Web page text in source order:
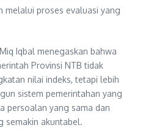
melalui proses evaluasi yang
Iqbal menegaskan bahwa
Provinsi NTB tidak
nilai indeks, tetapi lebih
sistem pemerintahan yang
persoalan yang sama dan
semakin akuntabel.